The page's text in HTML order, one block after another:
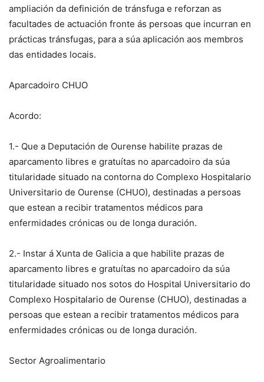
ampliación da definición de tránsfuga e reforzan as
facultades de actuación fronte ás persoas que incurran en
prácticas tránsfugas, para a súa aplicación aos membros
das entidades locais.
Aparcadoiro CHUO
Acordo:
1.- Que a Deputación de Ourense habilite prazas de
aparcamento libres e gratuítas no aparcadoiro da súa
titularidade situado na contorna do Complexo Hospitalario
Universitario de Ourense (CHUO), destinadas a persoas
que estean a recibir tratamentos médicos para
enfermidades crónicas ou de longa duración.
2.- Instar á Xunta de Galicia a que habilite prazas de
aparcamento libres e gratuítas no aparcadoiro da súa
titularidade situado nos sotos do Hospital Universitario do
Complexo Hospitalario de Ourense (CHUO), destinadas a
persoas que estean a recibir tratamentos médicos para
enfermidades crónicas ou de longa duración.
Sector Agroalimentario